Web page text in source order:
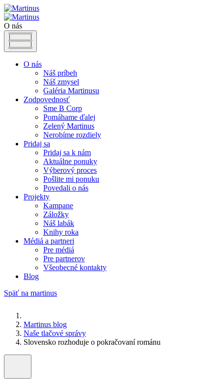
O nás
O nás
Náš príbeh
Náš zmysel
Galéria Martinusu
Zodpovednosť
Sme B Corp
Pomáhame ďalej
Zelený Martinus
Nerobíme rozdiely
Pridaj sa
Pridaj sa k nám
Aktuálne ponuky
Výberový proces
Pošlite mi ponuku
Povedali o nás
Projekty
Kampane
Záložky
Náš labák
Knihy roka
Médiá a partneri
Pre médiá
Pre partnerov
Všeobecné kontakty
Blog
Späť na martinus
Martinus blog
Naše tlačové správy
Slovensko rozhoduje o pokračovaní románu